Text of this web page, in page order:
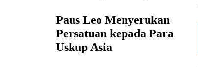
Paus Leo Menyerukan
Persatuan kepada Para
Uskup Asia